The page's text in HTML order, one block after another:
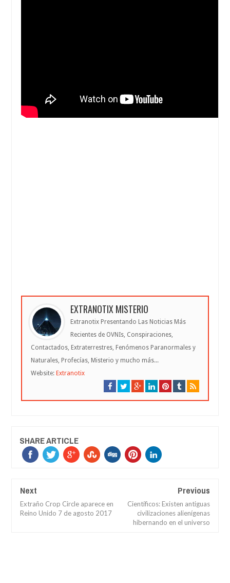
EXTRANOTIX MISTERIO
Extranotix Presentando Las Noticias Más
Recientes de OVNIs, Conspiraciones,
Contactados, Extraterrestres, Fenómenos Paranormales y
Naturales, Profecías, Misterio y mucho más...
Website: Extranotix
SHARE ARTICLE
Next
Extraño Crop Circle aparece en
Reino Unido 7 de agosto 2017
Previous
Científicos: Existen antiguas
civilizaciones alienígenas
hibernando en el universo